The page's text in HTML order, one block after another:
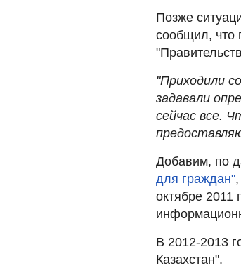
Позже
сообщил, что
"Приходили
задавали
сейчас все.
Добавим, по
для граждан",
октябре
В 2012-2013
Казахстан".